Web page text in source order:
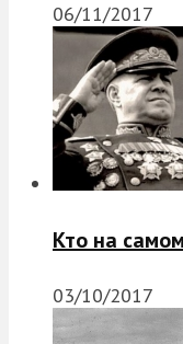
06/11/2017
Кто на
03/10/2017